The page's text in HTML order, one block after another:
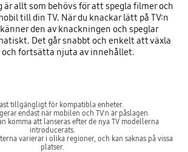
allt som behövs för att spegla filmer och
till din TV. När du knackar lätt på TV:n
den av knackningen och speglar
Det går snabbt och enkelt att växla
och fortsätta njuta av innehållet.
tillgängligt för kompatibla enheter.
endast när mobilen och TV:n är påslagen.
komma att lanseras efter de nya TV modellerna
introducerats.
varierar i olika regioner, och kan saknas på vissa
platser.